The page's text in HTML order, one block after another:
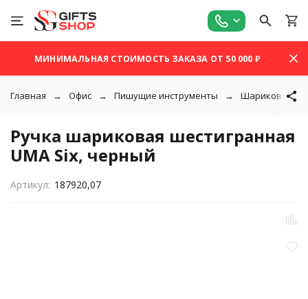
МИНИМАЛЬНАЯ СТОИМОСТЬ ЗАКАЗА ОТ 50 000 ₽
Главная Офис Пишущие инструменты Шариковые
Ручка шариковая шестигранная
UMA Six, черный
Артикул: 187920,07